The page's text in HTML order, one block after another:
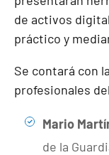
de activos
práctico y
Se contará con
profesionales
Mario
de la